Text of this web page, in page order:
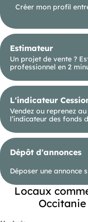
commerce
Déclaré en usage
Peut servir de
séparément
Loyer local
Loyer appartement
Pas-de-porte : 12
Les atouts
Emplacement
Clientèle fidèle et
Fort potentiel de
Possibilité de
complémentaire à
Créer mon profil
Estimateur
Un projet de vente ?
professionnel en 2
L'indicateur
Vendez ou reprenez
l’indicateur des fonds
Dépôt d'annonces
Déposer une annonce
Locaux